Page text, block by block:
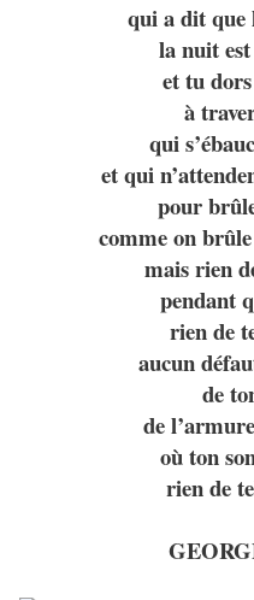
qui a dit
la nuit
et tu
à
qui
et qui
pour
comme on
mais rien
pendant
rien de
aucun
de
de
où ton
rien de